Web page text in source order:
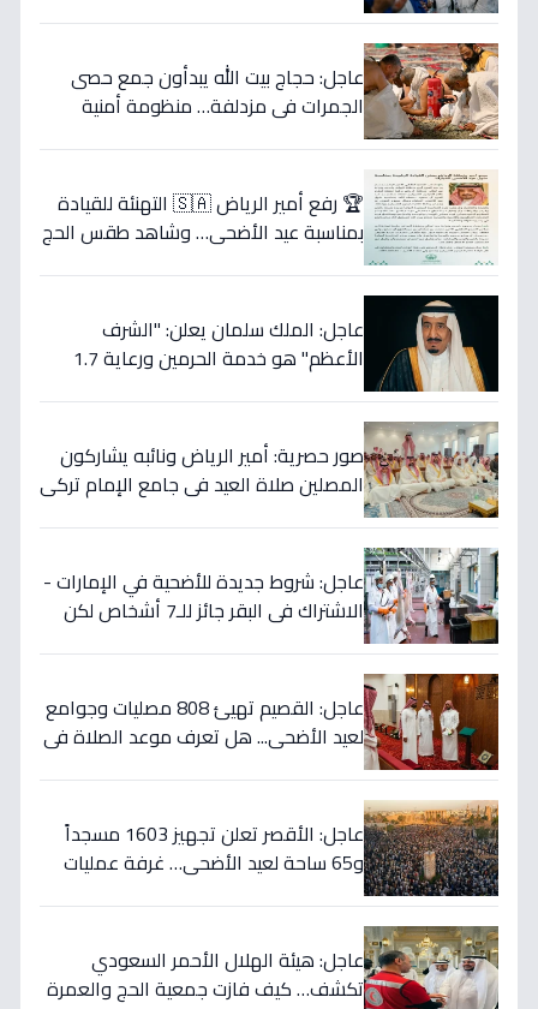
عاجل: حجاج بيت الله يبدأون جمع حصى
الجمرات في مزدلفة… منظومة أمنية
🏆 رفع أمير الرياض 🇸🇦 التهنئة للقيادة
بمناسبة عيد الأضحى… وشاهد طقس الحج
عاجل: الملك سلمان يعلن: "الشرف
الأعظم" هو خدمة الحرمين ورعاية 1.7
صور حصرية: أمير الرياض ونائبه يشاركون
المصلين صلاة العيد في جامع الإمام تركي
عاجل: شروط جديدة للأضحية في الإمارات -
الاشتراك في البقر جائز للـ7 أشخاص لكن
عاجل: القصيم تهيئ 808 مصليات وجوامع
لعيد الأضحى... هل تعرف موعد الصلاة في
عاجل: الأقصر تعلن تجهيز 1603 مسجداً
و65 ساحة لعيد الأضحى… غرفة عمليات
عاجل: هيئة الهلال الأحمر السعودي
تكشف… كيف فازت جمعية الحج والعمرة